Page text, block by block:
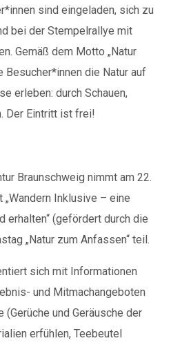
sind eingeladen, sich zu
bei der Stempelrallye mit
Gemäß dem Motto „Natur
Besucher*innen die Natur auf
erleben: durch Schauen,
Der Eintritt ist frei!
Braunschweig nimmt am 22.
Inklusive – eine
erhalten“ (gefördert durch die
„Natur zum Anfassen“ teil.
sich mit Informationen
und Mitmachangeboten
(Gerüche und Geräusche der
erfühlen, Teebeutel